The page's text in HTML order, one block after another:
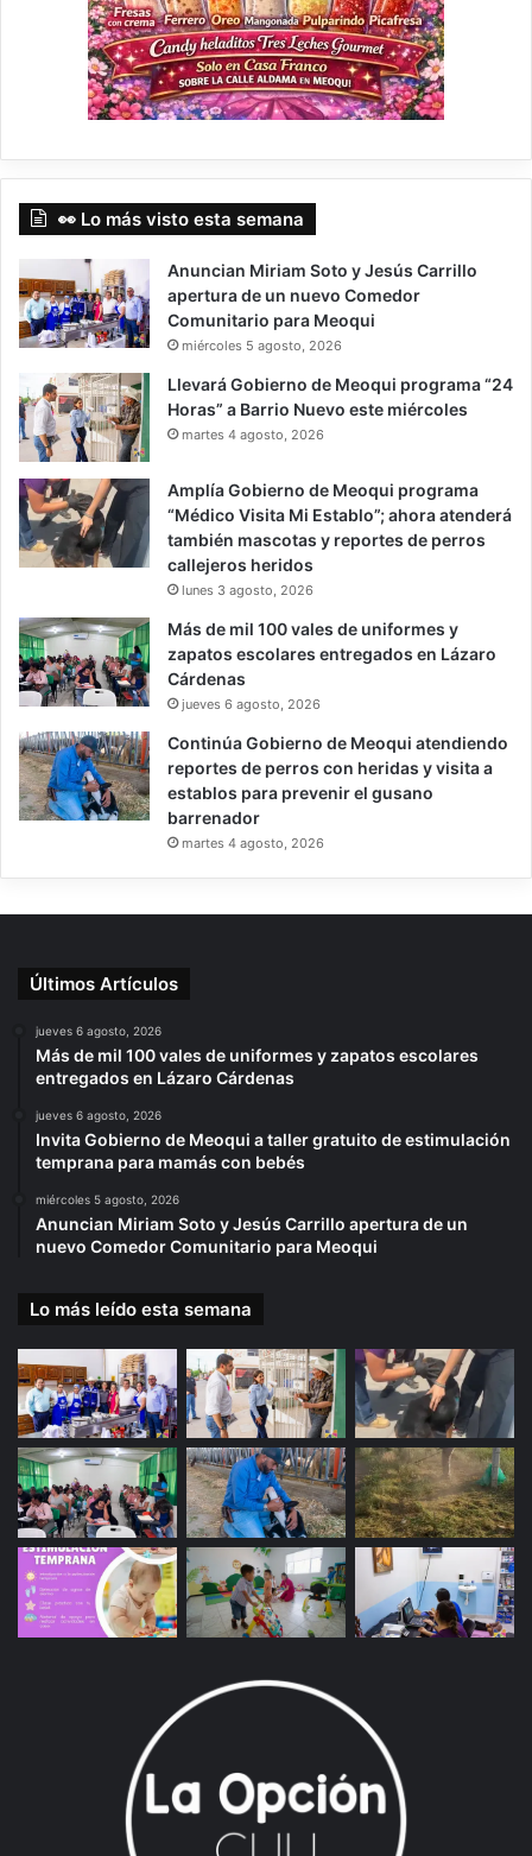
👀 Lo más visto esta semana
Anuncian Miriam Soto y Jesús Carrillo
apertura de un nuevo Comedor
Comunitario para Meoqui
miércoles 5 agosto, 2026
Llevará Gobierno de Meoqui programa “24
Horas” a Barrio Nuevo este miércoles
martes 4 agosto, 2026
Amplía Gobierno de Meoqui programa
“Médico Visita Mi Establo”; ahora atenderá
también mascotas y reportes de perros
callejeros heridos
lunes 3 agosto, 2026
Más de mil 100 vales de uniformes y
zapatos escolares entregados en Lázaro
Cárdenas
jueves 6 agosto, 2026
Continúa Gobierno de Meoqui atendiendo
reportes de perros con heridas y visita a
establos para prevenir el gusano
barrenador
martes 4 agosto, 2026
Últimos Artículos
jueves 6 agosto, 2026
Más de mil 100 vales de uniformes y zapatos escolares
entregados en Lázaro Cárdenas
jueves 6 agosto, 2026
Invita Gobierno de Meoqui a taller gratuito de estimulación
temprana para mamás con bebés
miércoles 5 agosto, 2026
Anuncian Miriam Soto y Jesús Carrillo apertura de un
nuevo Comedor Comunitario para Meoqui
Lo más leído esta semana